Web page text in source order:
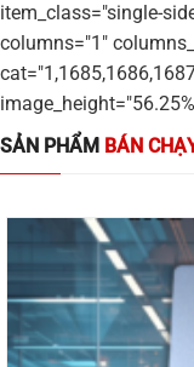
item_class="single-
columns="1"
SẢN PHẨM BÁN